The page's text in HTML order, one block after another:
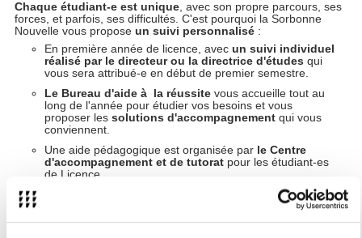
Chaque étudiant-e est unique, avec son propre parcours, ses
forces, et parfois, ses difficultés. C'est pourquoi la Sorbonne
Nouvelle vous propose un suivi personnalisé :
En première année de licence, avec un suivi individuel
réalisé par le directeur ou la directrice d'études qui
vous sera attribué-e en début de premier semestre.
Le Bureau d'aide à la réussite vous accueille tout au
long de l'année pour étudier vos besoins et vous
proposer les solutions d'accompagnement qui vous
conviennent.
Une aide pédagogique est organisée par le Centre
d'accompagnement et de tutorat pour les étudiant-es
de Licence.